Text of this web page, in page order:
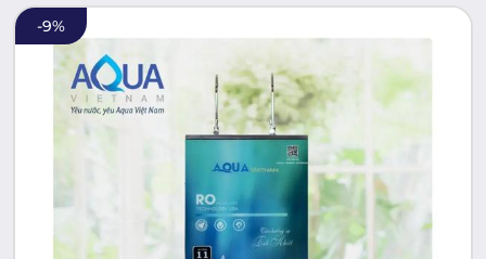
-9%